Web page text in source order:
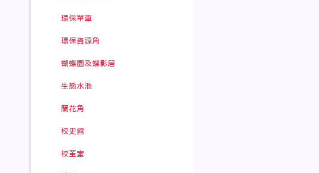
環保單車
環保資源角
蝴蝶園及蝶影居
生態水池
蘭花角
校史館
校董室